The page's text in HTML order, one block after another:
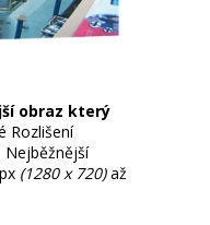
obraz který
Rozlišení
Nejběžnější
(1280 x 720)až